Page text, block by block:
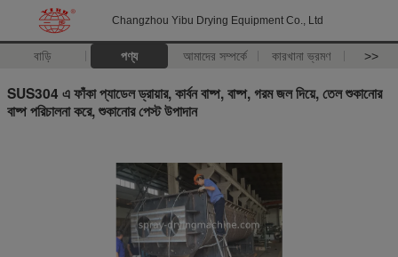
Changzhou Yibu Drying Equipment Co., Ltd
বাড়ি পণ্য আমাদের সম্পর্কে কারখানা ভ্রমণ >>
SUS304 এ ফাঁকা প্যাডেল ড্রায়ার, কার্বন বাষ্প, বাষ্প, গরম জল দিয়ে, তেল শুকানোর
বাষ্প পরিচালনা করে, শুকানোর পেস্ট উপাদান